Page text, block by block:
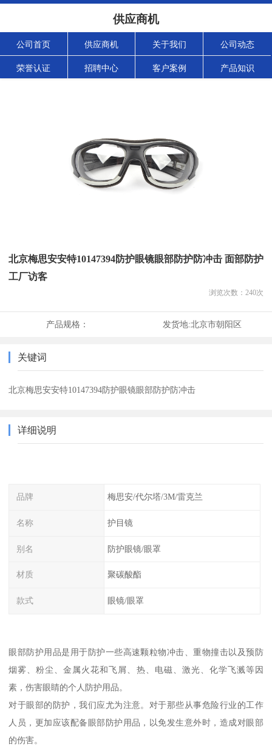
供应商机
公司首页 供应商机 关于我们 公司动态
荣誉认证 招聘中心 客户案例 产品知识
北京梅思安安特10147394防护眼镜眼部防护防冲击 面部防护
工厂访客
浏览次数： 240次
产品规格： 发货地:北京市朝阳区
关键词
北京梅思安安特10147394防护眼镜眼部防护防冲击
详细说明
品牌 梅思安/代尔塔/3M/雷克兰
名称 护目镜
别名 防护眼镜/眼罩
材质 聚碳酸酯
款式 眼镜/眼罩
眼部防护用品是用于防护一些高速颗粒物冲击、重物撞击以及预防
烟雾、粉尘、金属火花和飞屑、热、电磁、激光、化学飞溅等因
素，伤害眼睛的个人防护用品。
对于眼部的防护，我们应尤为注意。对于那些从事危险行业的工作
人员，更加应该配备眼部防护用品，以免发生意外时，造成对眼部
的伤害。